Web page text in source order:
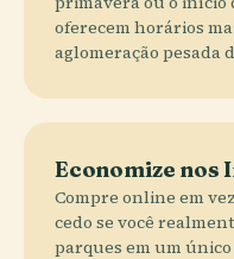
oferecem horários
aglomeração pesada
Economize nos
Compre online em
cedo se você
parques em um